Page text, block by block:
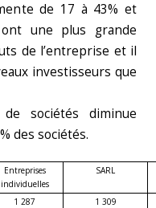
de 17 à 43% et
une plus grande
de l’entreprise et il
investisseurs que
sociétés diminue
des sociétés.
Entreprises
individuelles
SARL
1 287
1 309